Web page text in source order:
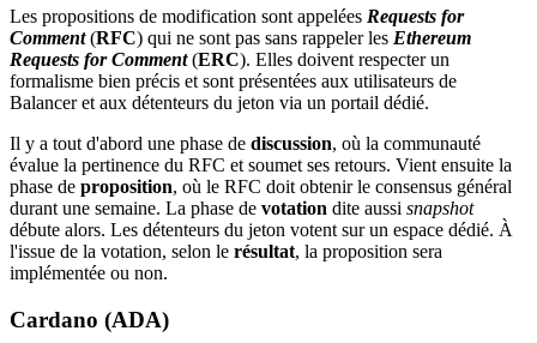
Les propositions de modification sont appelées Requests for
Comment(RFC) qui ne sont pas sans rappeler les Ethereum
Requests for Comment(ERC). Elles doivent respecter un
formalisme bien précis et sont présentées aux utilisateurs de
Balancer et aux détenteurs du jeton via un portail dédié.
Il y a tout d'abord une phase de discussion, où la communauté
évalue la pertinence du RFC et soumet ses retours. Vient ensuite la
phase de proposition, où le RFC doit obtenir le consensus général
durant une semaine. La phase de votation dite aussi snapshot
débute alors. Les détenteurs du jeton votent sur un espace dédié. À
l'issue de la votation, selon le résultat, la proposition sera
implémentée ou non.
Cardano (ADA)